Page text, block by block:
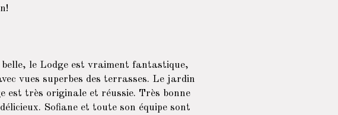
le Lodge est vraiment fantastique,
vues superbes des terrasses. Le jardin
est très originale et réussie. Très bonne
Sofiane et toute son équipe sont